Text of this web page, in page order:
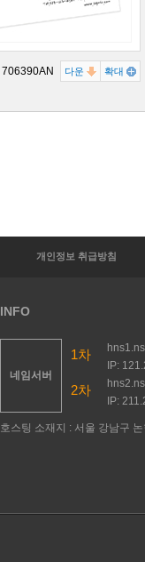
706390AN 다운 확대
개인정보 취급방침
INFO
네임서버
1차
IP:
2차
IP:
호스팅 소재지 : 서울 강남구